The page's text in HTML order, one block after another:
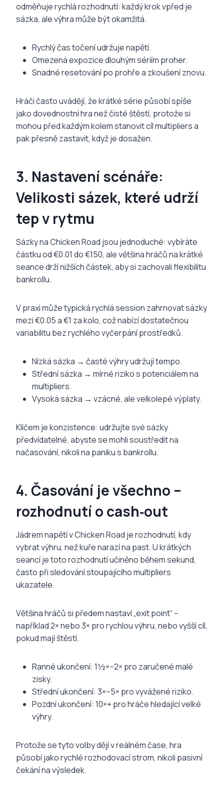
odměňuje rychlá rozhodnutí: každý krok vpřed je
sázka, ale výhra může být okamžitá.
Rychlý čas točení udržuje napětí.
Omezená expozice dlouhým sériím proher.
Snadné resetování po prohře a zkoušení znovu.
Hráči často uvádějí, že krátké série působí spíše
jako dovednostní hra než čisté štěstí, protože si
mohou před každým kolem stanovit cíl multipliers a
pak přesně zastavit, když je dosažen.
3. Nastavení scénáře:
Velikosti sázek, které udrží
tep v rytmu
Sázky na Chicken Road jsou jednoduché: vybíráte
částku od €0.01 do €150, ale většina hráčů na krátké
seance drží nižších částek, aby si zachovali flexibilitu
bankrollu.
V praxi může typická rychlá session zahrnovat sázky
mezi €0.05 a €1 za kolo, což nabízí dostatečnou
variabilitu bez rychlého vyčerpání prostředků.
Nízká sázka → časté výhry udržují tempo.
Střední sázka → mírné riziko s potenciálem na
multipliers.
Vysoká sázka → vzácné, ale velkolepé výplaty.
Klíčem je konzistence: udržujte své sázky
předvídatelné, abyste se mohli soustředit na
načasování, nikoli na paniku s bankrollu.
4. Časování je všechno –
rozhodnutí o cash‑out
Jádrem napětí v Chicken Road je rozhodnutí, kdy
vybrat výhru, než kuře narazí na past. U krátkých
seancí je toto rozhodnutí učiněno během sekund,
často při sledování stoupajícího multipliers
ukazatele.
Většina hráčů si předem nastaví „exit point“ –
například 2× nebo 3× pro rychlou výhru, nebo vyšší cíl,
pokud mají štěstí.
Ranné ukončení: 1½×–2× pro zaručené malé
zisky.
Střední ukončení: 3×–5× pro vyvážené riziko.
Pozdní ukončení: 10×+ pro hráče hledající velké
výhry.
Protože se tyto volby dějí v reálném čase, hra
působí jako rychlé rozhodovací strom, nikoli pasivní
čekání na výsledek.